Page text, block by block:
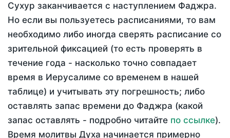
Сухур заканчивается с наступлением Фаджра.
Но если вы пользуетесь расписаниями, то вам
необходимо либо иногда сверять расписание со
зрительной фиксацией (то есть проверять в
течение года - насколько точно совпадает
время в Иерусалиме со временем в нашей
таблице) и учитывать эту погрешность; либо
оставлять запас времени до Фаджра (какой
запас оставлять - подробно читайте по ссылке).
Время молитвы Духа начинается примерно